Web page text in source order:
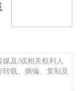
及/或相关权利人
载、摘编、复制及